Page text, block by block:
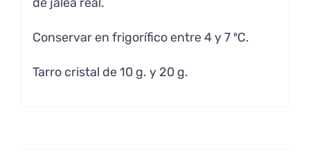
Conservar en frigorífico entre 4 y 7 ºC.
Tarro cristal de 10 g. y 20 g.